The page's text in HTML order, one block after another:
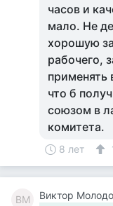
часов и
мало. Не
хорошую
рабочего,
применять
что б
союзом в
комитета.
8 лет
ВМ Виктор